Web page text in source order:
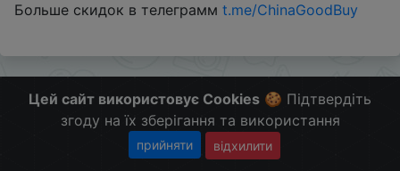
Больше скидок в телеграмм t.me/ChinaGoodBuy
Цей сайт використовує Cookies 🍪 Підтвердіть
згоду на їх зберігання та використання
прийняти відхилити